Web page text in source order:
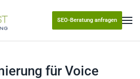
SEO-Beratung anfragen
für Voice